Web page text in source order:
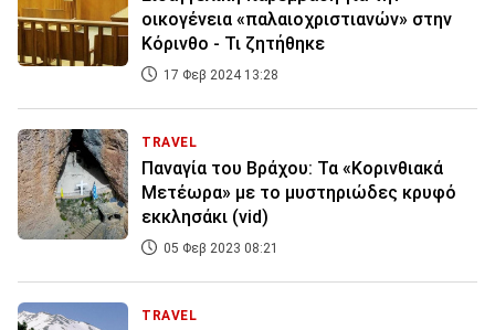
οικογένεια «παλαιοχριστιανών» στην
Κόρινθο - Τι ζητήθηκε
17 Φεβ 2024 13:28
TRAVEL
Παναγία του Βράχου: Τα «Κορινθιακά
Μετέωρα» με το μυστηριώδες κρυφό
εκκλησάκι (vid)
05 Φεβ 2023 08:21
TRAVEL